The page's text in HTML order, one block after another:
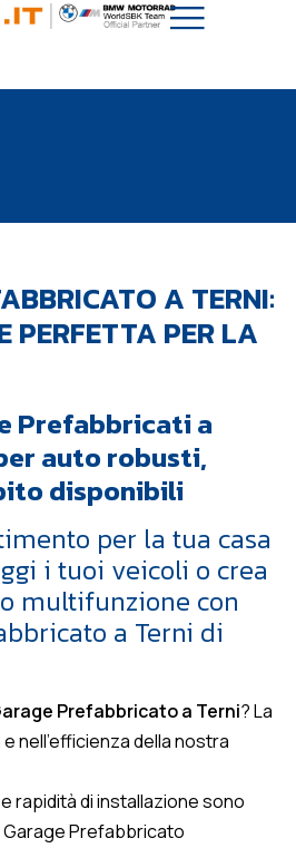
A TERNI:
PERFETTA PER LA
Prefabbricati a
auto robusti,
disponibili
per la tua casa
i tuoi veicoli o crea
multifunzione con
a Terni di
Prefabbricato a Terni? La
nell’efficienza della nostra
rapidità di installazione sono
Prefabbricato